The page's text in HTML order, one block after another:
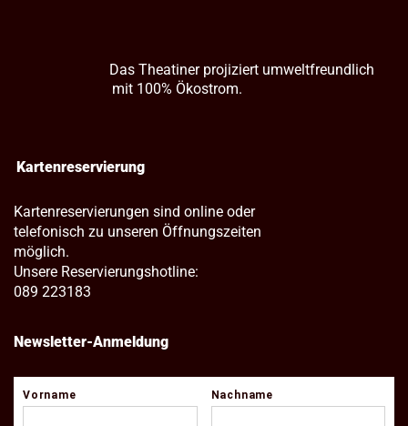
Das Theatiner projiziert umweltfreundlich
mit 100% Ökostrom.
Kartenreservierung
Kartenreservierungen sind online oder
telefonisch zu unseren Öffnungszeiten
möglich.
Unsere Reservierungshotline:
089 223183
Newsletter-Anmeldung